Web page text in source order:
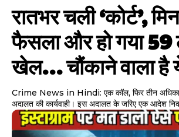
रातभर चली ‘कोर्ट’,
फैसला और हो गया 59
खेल… चौंकाने वाला है
Crime News in Hindi: एक कॉल, फिर तीन
अदालत की कार्यवाही। इस अदालत के जरिए एक आदेश